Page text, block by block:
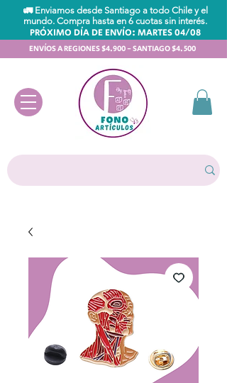
🚛 Enviamos desde Santiago a todo Chile y el
mundo. Compra hasta en 6 cuotas sin interés.
PRÓXIMO DÍA DE ENVÍO: MARTES 04/08
ENVÍOS A REGIONES $4.900 - SANTIAGO $4.500